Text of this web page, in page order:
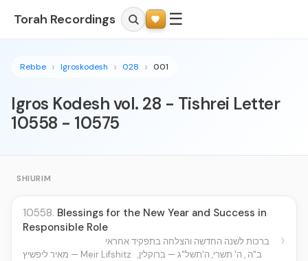
Torah Recordings ☰
Rebbe Igroskodesh 028 001
Igros Kodesh vol. 28 - Tishrei Letter
10558 - 10575
SHIURIM
10558. Blessings for the New Year and Success in
Responsible Role
ברכות לשנה החדשה והצלחה בתפקיד אחראי
מאיר ליפשיץ — Meir Lifshitz ב"ה , ה' תשרי, ה'תשל"ג — ברוקלין,
›